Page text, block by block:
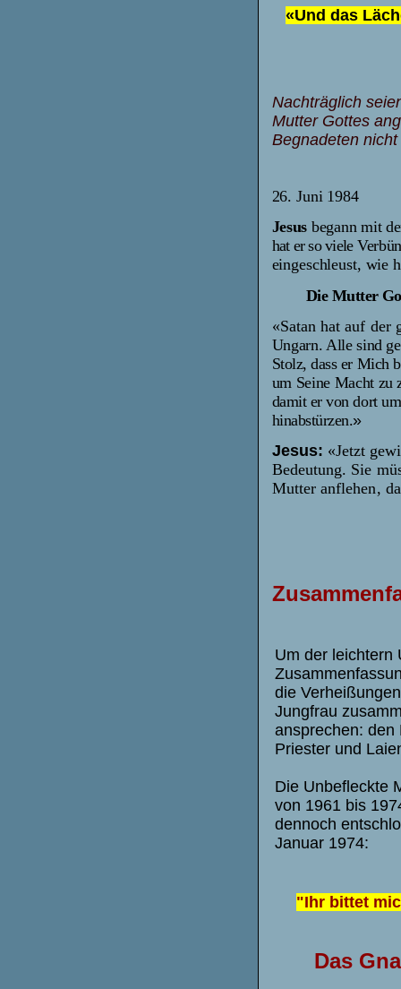
«Und das
Nachträglich
Mutter Gottes
Begnadeten
26. Juni 1984
Jesus begann mit
hat er so viele
eingeschleust, wie
Die Mutter
«Satan hat auf
Ungarn. Alle sind
Stolz, dass er Mich
um Seine Macht zu
damit er von dort
hinabstürzen.»
Jesus: «Jetzt
Bedeutung. Sie
Mutter anflehen,
Um der leichtern
die
Jungfrau
ansprechen: den
Priester und
Die Unbefleckte
von 1961 bis
dennoch
Januar 1974:
"Ihr bittet
Das